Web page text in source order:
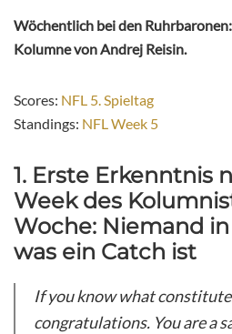
Wöchentlich bei den
Kolumne von Andrej Reisin.
Scores: NFL 5. Spieltag
Standings: NFL Week 5
1. Erste Erkenntnis
Week des
Woche: Niemand
was ein Catch ist
If you know what
congratulations. You are a